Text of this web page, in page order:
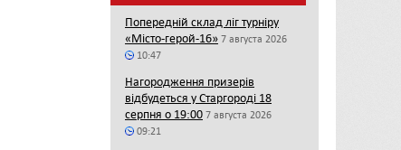
Попередній склад ліг турніру
«Місто-герой-16» 7 августа 2026
10:47
Нагородження призерів
відбудеться у Старгороді 18
серпня о 19:00 7 августа 2026
09:21